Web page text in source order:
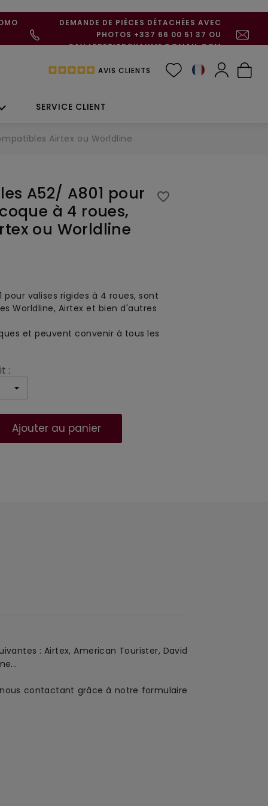
DEMANDE DE PIÈCES DÉTACHÉES AVEC
PHOTOS +337 66 00 51 37 OU
SAV.LEPETITROYAUME@GMAIL.COM
SERVICE CLIENT
AVIS CLIENTS
Airtex ou Worldline
: Airtex, American Tourister, David
contactant grâce à notre formulaire
A52/ A801 pour
à 4 roues,
ou Worldline
pour valises rigides à 4 roues, sont
Worldline, Airtex et bien d'autres
et peuvent convenir à tous les
:
Ajouter au panier
favorite_border